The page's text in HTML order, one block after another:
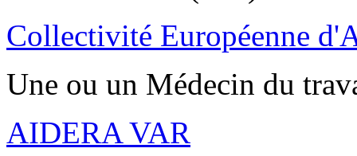
Collectivité Européenne
Une ou un Médecin du
AIDERA VAR